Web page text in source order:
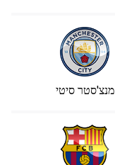
מנצ'סטר סיטי